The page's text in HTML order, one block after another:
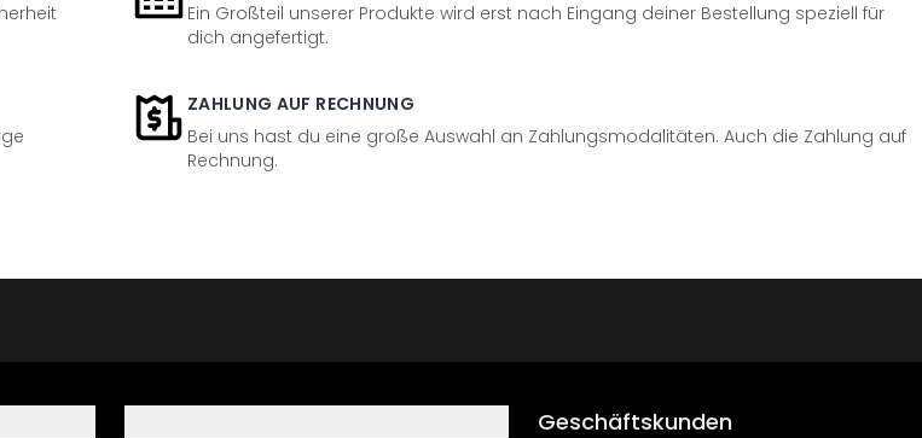
Ein Großteil unserer Produkte wird erst nach Eingang deiner Bestellung speziell für
dich angefertigt.
ZAHLUNG AUF RECHNUNG
Bei uns hast du eine große Auswahl an Zahlungsmodalitäten. Auch die Zahlung auf
Rechnung.
Geschäftskunden